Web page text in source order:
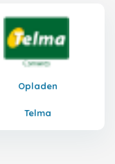
Opladen
Telma